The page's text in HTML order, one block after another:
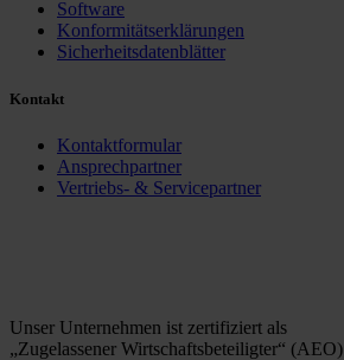
Software
Konformitätserklärungen
Sicherheitsdatenblätter
Kontakt
Kontaktformular
Ansprechpartner
Vertriebs- & Servicepartner
Unser Unternehmen ist zertifiziert als
„Zugelassener Wirtschaftsbeteiligter“ (AEO)